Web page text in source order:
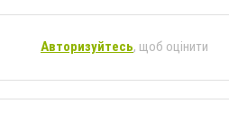
Авторизуйтесь, щоб оцінити